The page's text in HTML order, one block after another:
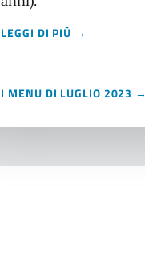
LEGGI DI PIÙ →
I MENU DI LUGLIO 2023 →